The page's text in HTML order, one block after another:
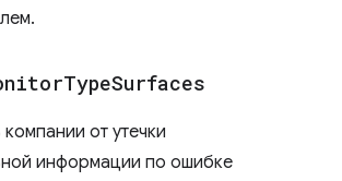
TypeSurfaces
от утечки
информации по ошибке